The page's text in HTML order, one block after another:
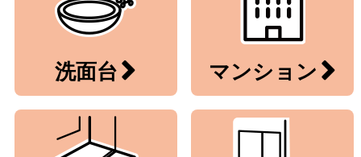
洗面台 マンション